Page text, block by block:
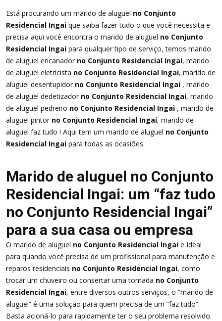
Está procurando um marido de aluguel no Conjunto
Residencial Ingai que saiba fazer tudo o que você necessita e
precisa aqui você encontra o marido de aluguel no Conjunto
Residencial Ingai para qualquer tipo de serviço, temos marido
de aluguel encanador no Conjunto Residencial Ingai, marido
de aluguel eletricista no Conjunto Residencial Ingai, marido de
aluguel desentupidor no Conjunto Residencial Ingai , marido
de aluguel dedetizador no Conjunto Residencial Ingai, marido
de aluguel pedreiro no Conjunto Residencial Ingai , marido de
aluguel pintor no Conjunto Residencial Ingai, marido de
aluguel faz tudo ! Aqui tem um marido de aluguel no Conjunto
Residencial Ingai para todas as ocasiões.
Marido de aluguel no Conjunto
Residencial Ingai: um “faz tudo
no Conjunto Residencial Ingai”
para a sua casa ou empresa
O marido de aluguel no Conjunto Residencial Ingai e Ideal
para quando você precisa de um profissional para manutenção e
reparos residenciais no Conjunto Residencial Ingai, como
trocar um chuveiro ou consertar uma tomada no Conjunto
Residencial Ingai, entre diversos outros serviços, o “marido de
aluguel” é uma solução para quem precisa de um “faz tudo”.
Basta acioná-lo para rapidamente ter o seu problema resolvido.